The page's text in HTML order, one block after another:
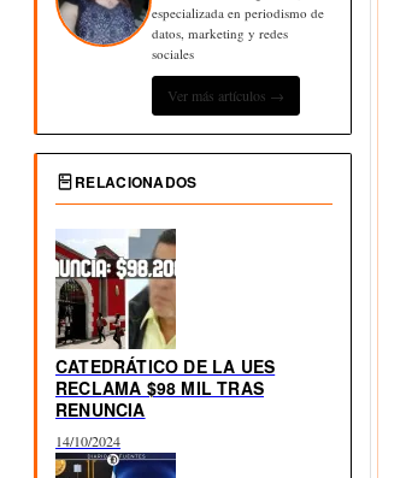
especializada en periodismo de
datos, marketing y redes
sociales
Ver más artículos →
RELACIONADOS
CATEDRÁTICO DE LA UES
RECLAMA $98 MIL TRAS
RENUNCIA
14/10/2024